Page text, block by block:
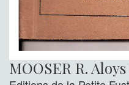
MOOSER R.